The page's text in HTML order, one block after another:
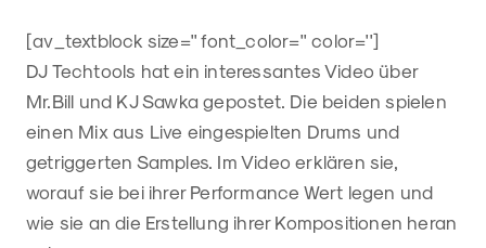
[av_textblock size='' font_color='' color='']
DJ Techtools hat ein interessantes Video über
Mr.Bill und KJ Sawka gepostet. Die beiden spielen
einen Mix aus Live eingespielten Drums und
getriggerten Samples. Im Video erklären sie,
worauf sie bei ihrer Performance Wert legen und
wie sie an die Erstellung ihrer Kompositionen heran